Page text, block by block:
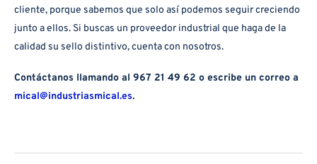
cliente, porque sabemos que solo así podemos seguir creciendo
junto a ellos. Si buscas un proveedor industrial que haga de la
calidad su sello distintivo, cuenta con nosotros.
Contáctanos llamando al 967 21 49 62 o escribe un correo a
mical@industriasmical.es.